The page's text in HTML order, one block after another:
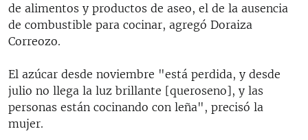
de alimentos y productos de aseo, el de la ausencia
de combustible para cocinar, agregó Doraiza
Correozo.
El azúcar desde noviembre "está perdida, y desde
julio no llega la luz brillante [queroseno], y las
personas están cocinando con leña", precisó la
mujer.